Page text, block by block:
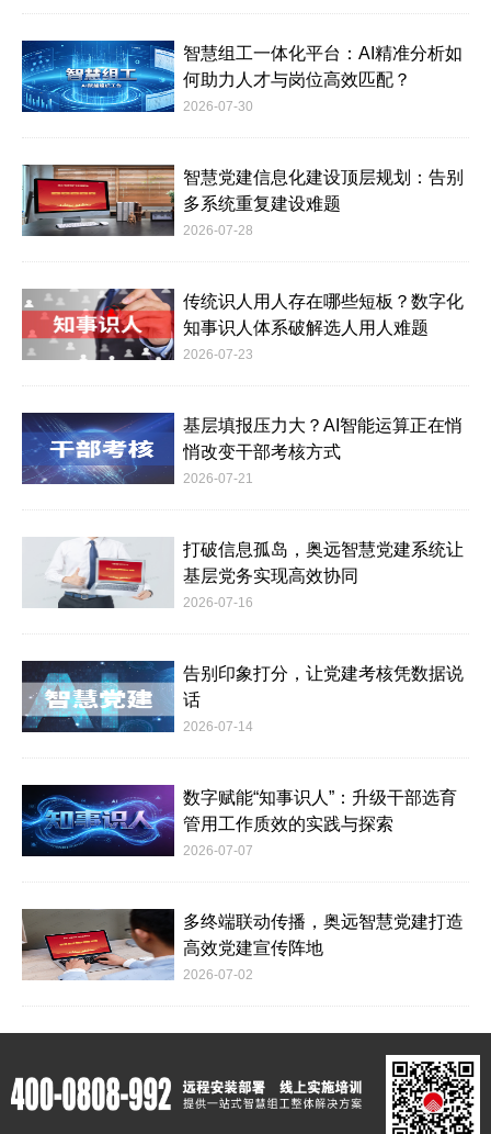
智慧组工一体化平台：AI精准分析如
何助力人才与岗位高效匹配？
2026-07-30
智慧党建信息化建设顶层规划：告别
多系统重复建设难题
2026-07-28
传统识人用人存在哪些短板？数字化
知事识人体系破解选人用人难题
2026-07-23
基层填报压力大？AI智能运算正在悄
悄改变干部考核方式
2026-07-21
打破信息孤岛，奥远智慧党建系统让
基层党务实现高效协同
2026-07-16
告别印象打分，让党建考核凭数据说
话
2026-07-14
数字赋能“知事识人”：升级干部选育
管用工作质效的实践与探索
2026-07-07
多终端联动传播，奥远智慧党建打造
高效党建宣传阵地
2026-07-02